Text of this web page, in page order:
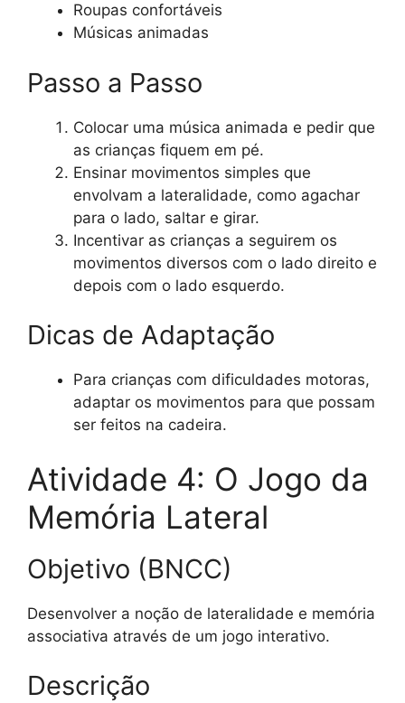
Roupas confortáveis
Músicas animadas
Passo a Passo
Colocar uma música animada e pedir que
as crianças fiquem em pé.
Ensinar movimentos simples que
envolvam a lateralidade, como agachar
para o lado, saltar e girar.
Incentivar as crianças a seguirem os
movimentos diversos com o lado direito e
depois com o lado esquerdo.
Dicas de Adaptação
Para crianças com dificuldades motoras,
adaptar os movimentos para que possam
ser feitos na cadeira.
Atividade 4: O Jogo da
Memória Lateral
Objetivo (BNCC)
Desenvolver a noção de lateralidade e memória
associativa através de um jogo interativo.
Descrição